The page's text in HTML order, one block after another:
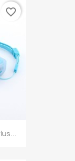
favorite_border